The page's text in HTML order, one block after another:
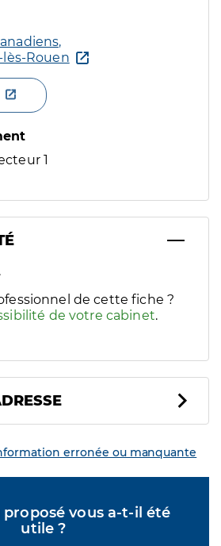
Rouen
1
plusieurs handicaps/besoins
de cette fiche ?
de votre cabinet.
erronée ou manquante
proposé vous a-t-il été
utile ?